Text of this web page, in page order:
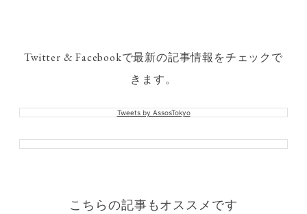
Twitter & Facebookで最新の記事情報をチェックで
きます。
Tweets by AssosTokyo
こちらの記事もオススメです